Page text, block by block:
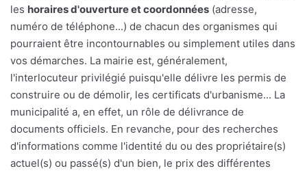
les horaires d'ouverture et coordonnées (adresse,
numéro de téléphone...) de chacun des organismes qui
pourraient être incontournables ou simplement utiles dans
vos démarches. La mairie est, généralement,
l'interlocuteur privilégié puisqu'elle délivre les permis de
construire ou de démolir, les certificats d'urbanisme... La
municipalité a, en effet, un rôle de délivrance de
documents officiels. En revanche, pour des recherches
d'informations comme l'identité du ou des propriétaire(s)
actuel(s) ou passé(s) d'un bien, le prix des différentes